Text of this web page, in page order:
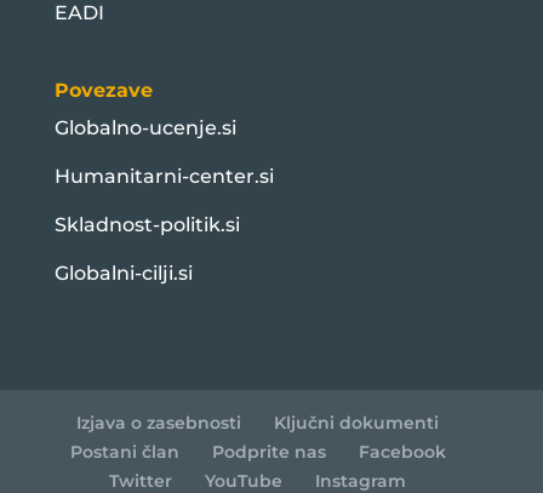
EADI
Povezave
Globalno-ucenje.si
Humanitarni-center.si
Skladnost-politik.si
Globalni-cilji.si
Izjava o zasebnosti
Ključni dokumenti
Postani član
Podprite nas
Facebook
Twitter
YouTube Instagram